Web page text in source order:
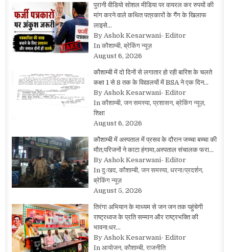
पुरानी वीडियो सोशल मीडिया पर वायरल कर रुपयों की
मांग करने वाले कथित पत्रकारों के गैंग के खिलाफ
लाइसे…
By Ashok Kesarwani- Editor
In कौशाम्बी, ब्रेकिंग न्यूज़
August 6, 2026
कौशाम्बी में दो दिनों से लगातार हो रही बारिश के चलते
कक्षा 1 से 8 तक के विद्यालयों में BSA ने एक दिन…
By Ashok Kesarwani- Editor
In कौशाम्बी, जन समस्या, प्रशासन, ब्रेकिंग न्यूज़,
शिक्षा
August 6, 2026
कौशाम्बी में अस्पताल में प्रसव के दौरान जच्चा बच्चा की
मौत,परिजनों ने काटा हंगामा,अस्पताल संचालक फरा…
By Ashok Kesarwani- Editor
In दुःखद, कौशाम्बी, जन समस्या, धरना/प्रदर्शन,
ब्रेकिंग न्यूज़
August 5, 2026
तिरंगा अभियान के माध्यम से जन जन तक पहुंचेगी
राष्ट्रध्वज के प्रति सम्मान और राष्ट्रभक्ति की
भावना:धर…
By Ashok Kesarwani- Editor
In आयोजन, कौशाम्बी, राजनीति